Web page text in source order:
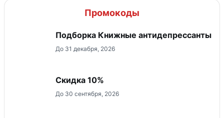
Промокоды
Подборка Книжные антидепрессанты
До 31 декабря, 2026
Скидка 10%
До 30 сентября, 2026